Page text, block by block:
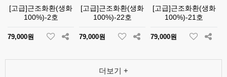
[고급]근조화환(생화
100%)-2호
79,000원
[고급]근조화환(생화
100%)-22호
79,000원
[고급]근조화환(생화
100%)-21호
79,000원
더보기 +